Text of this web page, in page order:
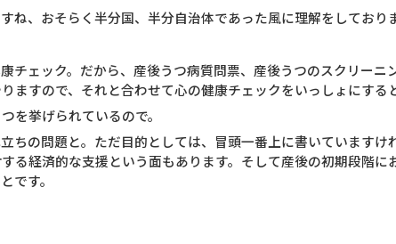
、おそらく半分国、半分自治体であった風に理解をしておりま
ェック。だから、産後うつ病質問票、産後うつのスクリーニ
すので、それと合わせて心の健康チェックをいっしょにすると
を挙げられているので。
ちの問題と。ただ目的としては、冒頭一番上に書いていますけ
る経済的な支援という面もあります。そして産後の初期段階に
です。